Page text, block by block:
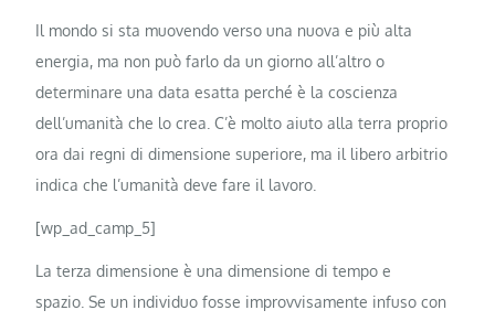
Il mondo si sta muovendo verso una nuova e più alta
energia, ma non può farlo da un giorno all’altro o
determinare una data esatta perché è la coscienza
dell’umanità che lo crea. C’è molto aiuto alla terra proprio
ora dai regni di dimensione superiore, ma il libero arbitrio
indica che l’umanità deve fare il lavoro.
[wp_ad_camp_5]
La terza dimensione è una dimensione di tempo e
spazio. Se un individuo fosse improvvisamente infuso con